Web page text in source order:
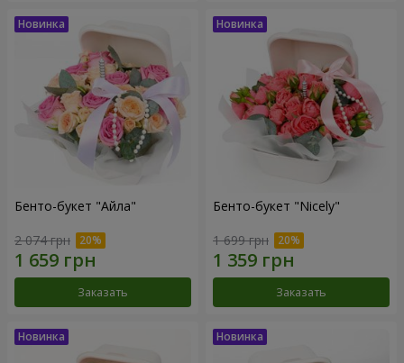
Бенто-букет "Айла"
2 074 грн
Заказать
Бенто-букет "Nicely"
1 699 грн
Заказать